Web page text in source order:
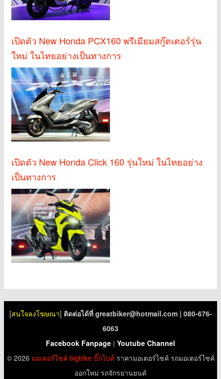
เปิดตัว New Honda PCX160 พรีเมียมสกู๊ตเตอร์รุ่น
ใหม่ ในไทยอย่างเป็นทางการ
เปิดตัว New Honda Click 160 รุ่นใหม่ ในไทยอย่าง
เป็นทางการ
[สนใจลงโฆษณา] ติดต่อได้ที่ greatbiker@hotmail.com| 080-676-
6063
Facebook Fanpage | Youtube Channel
© 2026 มอเตอร์ไซค์ bigbike บิ๊กไบค์ราคามอเตอร์ไซค์ รถมอเตอร์ไซค์
ออกใหม่ รถจักรยานยนต์